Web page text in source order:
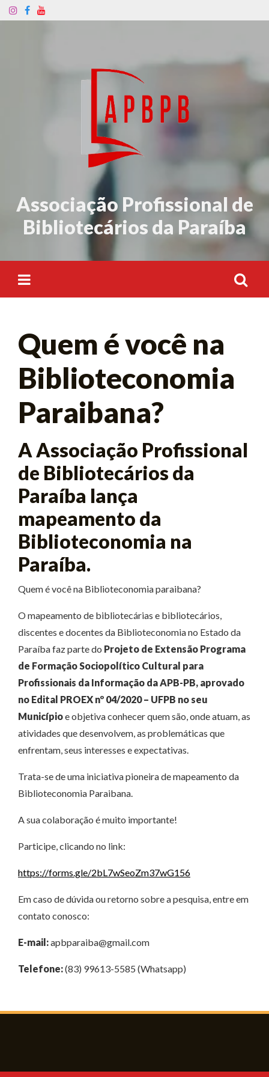
Associação Profissional de
Bibliotecários da Paraíba
Quem é você na
Biblioteconomia
Paraibana?
A Associação Profissional
de Bibliotecários da
Paraíba lança
mapeamento da
Biblioteconomia na
Paraíba.
Quem é você na Biblioteconomia paraibana?
O mapeamento de bibliotecárias e bibliotecários,
discentes e docentes da Biblioteconomia no Estado da
Paraíba faz parte do Projeto de Extensão Programa
de Formação Sociopolítico Cultural para
Profissionais da Informação da APB-PB, aprovado
no Edital PROEX nº 04/2020 – UFPB no seu
Municípioe objetiva conhecer quem são, onde atuam, as
atividades que desenvolvem, as problemáticas que
enfrentam, seus interesses e expectativas.
Trata-se de uma iniciativa pioneira de mapeamento da
Biblioteconomia Paraibana.
A sua colaboração é muito importante!
Participe, clicando no link:
https://forms.gle/2bL7wSeoZm37wG156
Em caso de dúvida ou retorno sobre a pesquisa, entre em
contato conosco:
E-mail:apbparaiba@gmail.com
Telefone:(83) 99613-5585 (Whatsapp)